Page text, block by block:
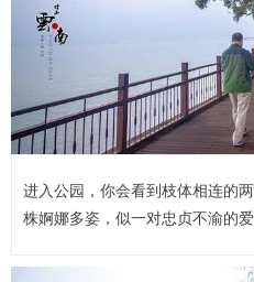
进入公园，你会看到枝体相连的
株婀娜多姿，似一对忠贞不渝的